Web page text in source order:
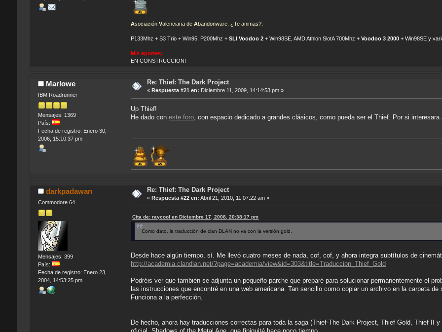
AsociaciónValenciana deAbandonware. ¿Te animas?.
P133Mhz + S3 Trio + Win95, P200Mhz +SLI Voodoo 2 + Win98SE, AMD Athlon SlotA 700Mhz +Voodoo 3 2000 + Win98SE y
Mis aportes:
EN CONSTRUCCION!
Marlowe
IBM Roadrunner
Mensajes: 1369
País:
Fecha de registro: Enero 30,
2006, 15:10:37 pm
Re: Thief: The Dark Project
« Respuesta #21 en: Diciembre 11, 2009, 14:14:53 pm »
Up Thief!
He dado coneste foro, con espacio dedicado a grandes clásicos, como pueda ser el Thief. Por si interesara
darkpadawan
Commodore 64
Mensajes: 399
País:
Fecha de registro: Enero 23,
2004, 14:53:25 pm
Re: Thief: The Dark Project
« Respuesta #22 en: Abril 21, 2010, 11:07:22 am »
Cita de: raycool en Diciembre 17, 2008, 20:38:17 pm
Como dato, la traducción de clan DLAN no va con la versión gold.
Desde hace algún tiempo, sí. Me llevó cuatro meses de nada, cof, cof, y ahora integra subtítulos de
http://academia.clandlan.net/?page=academia/view&id=303&title=Traduccion_Thief_Gold
Podréis ver que también se adjunta un pequeño parche que preparé para solucionar permanentemente el
las instrucciones que encontré en una web americana. Tan sencillo como copiar un archivo en la carpeta
Funciona a la perfección.
De hecho, ahora hay traducciones correctas para toda la saga (Thief-The Dark Project, Thief Gold, Thief II